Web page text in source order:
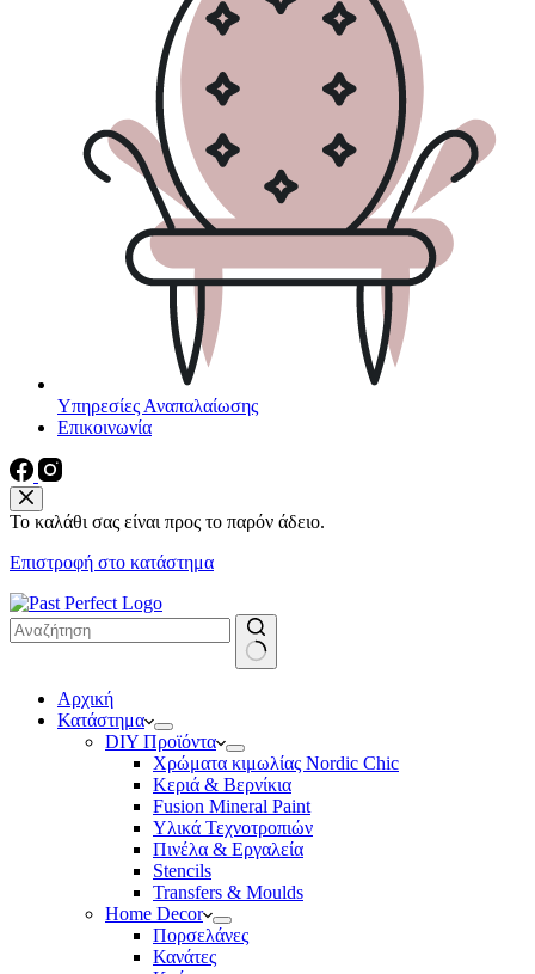
Υπηρεσίες Αναπαλαίωσης
Επικοινωνία
Το καλάθι σας είναι προς το παρόν άδειο.
Επιστροφή στο κατάστημα
results
Αρχική
Κατάστημα
DIY Προϊόντα
Χρώματα κιμωλίας Nordic Chic
Κεριά & Βερνίκια
Fusion Mineral Paint
Υλικά Τεχνοτροπιών
Πινέλα & Εργαλεία
Stencils
Transfers & Moulds
Home Decor
Πορσελάνες
Κανάτες